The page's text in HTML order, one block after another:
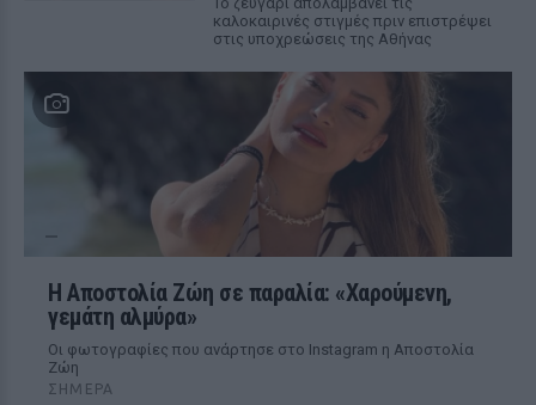
καλοκαιρινές στιγμές πριν επιστρέψει
στις υποχρεώσεις της Αθήνας
Η Αποστολία Ζώη σε παραλία: «Χαρούμενη,
γεμάτη αλμύρα»
Οι φωτογραφίες που ανάρτησε στο Instagram η Αποστολία
Ζώη
ΣΉΜΕΡΑ